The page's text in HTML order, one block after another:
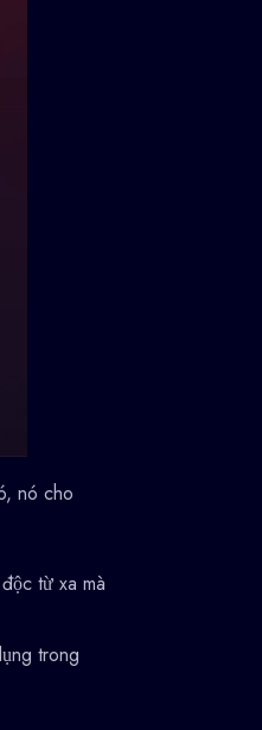
nó cho
từ xa mà
trong